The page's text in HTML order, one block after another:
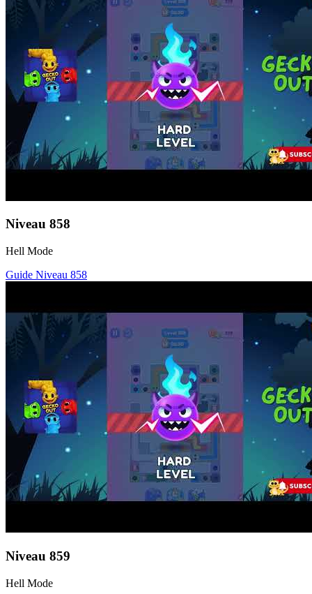
Niveau 858
Hell Mode
Guide Niveau 858
Niveau 859
Hell Mode